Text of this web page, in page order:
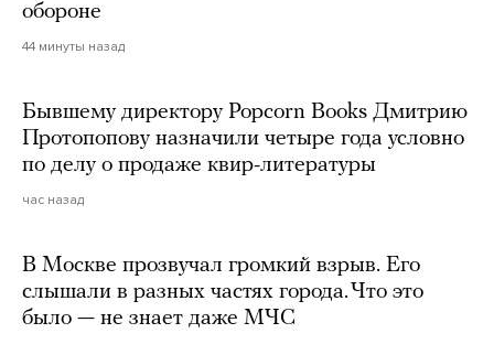
обороне
44 минуты назад
Бывшему директору Popcorn Books Дмитрию
Протопопову назначили четыре года условно
по делу о продаже квир-литературы
час назад
В Москве прозвучал громкий взрыв. Его
слышали в разных частях города. Что это
было — не знает даже МЧС